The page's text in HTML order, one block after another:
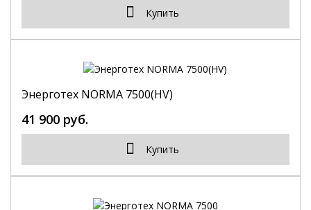
Купить
Энерготех NORMA 7500(HV)
41 900 руб.
Купить